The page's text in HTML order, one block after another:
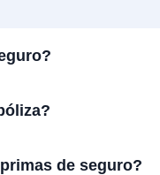
de seguro?